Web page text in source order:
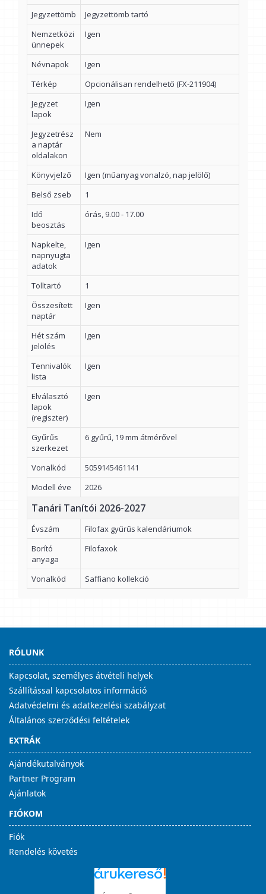
Jegyzettömb
Jegyzettömb tartó
Nemzetközi
ünnepek
Igen
Névnapok
Igen
Térkép
Opcionálisan rendelhető (FX-211904)
Jegyzet
lapok
Igen
Jegyzetrész
a naptár
oldalakon
Nem
Könyvjelző
Igen (műanyag vonalzó, nap jelölő)
Belső zseb
1
Idő
beosztás
órás, 9.00 - 17.00
Napkelte,
napnyugta
adatok
Igen
Tolltartó
1
Összesített
naptár
Igen
Hét szám
jelölés
Igen
Tennivalók
lista
Igen
Elválasztó
lapok
(regiszter)
Igen
Gyűrűs
szerkezet
6 gyűrű, 19 mm átmérővel
Vonalkód
5059145461141
Modell éve
2026
Tanári Tanítói 2026-2027
Évszám
Filofax gyűrűs kalendáriumok
Borító
anyaga
Filofaxok
Vonalkód Saffiano kollekció
RÓLUNK
Kapcsolat, személyes átvételi helyek
Szállítással kapcsolatos információ
Adatvédelmi és adatkezelési szabályzat
Általános szerződési feltételek
EXTRÁK
Ajándékutalványok
Partner Program
Ajánlatok
FIÓKOM
Fiók
Rendelés követés